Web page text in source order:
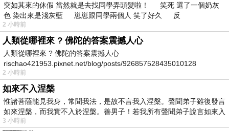
突如其來的休假 當然就是去找同學弄頭髮啦！ 笑死 選了一個奶灰
色 染出來是淺灰藍 崽崽跟同學兩個人 笑了好久 反
2 小時前
人類從哪裡來 ? 佛陀的答案震撼人心
人類從哪裡來 ? 佛陀的答案震撼人心
rischao421953.pixnet.net/blog/posts/926857528435010128
2 小時前
如來不入涅槃
惟諸菩薩能見我身，常聞我法，是故不言我入涅槃。聲聞弟子雖復發言
如來涅槃，而我實不入於涅槃。善男子！若我所有聲聞弟子說言如來入
3 小時前